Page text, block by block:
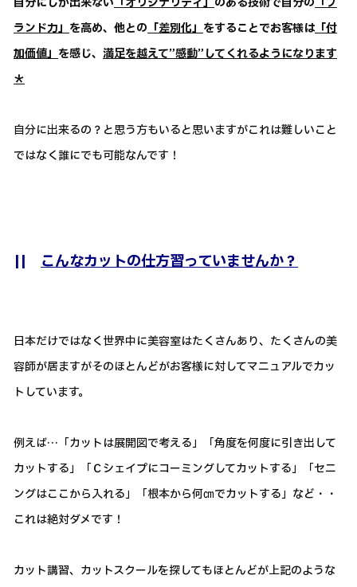
ランド力」 を高め、他との 「差別化」 をすることでお客様は「付
加価値」 を感じ、 満足を越えて”感動”してくれるようになります
＊
自分に出来るの？と思う方もいると思いますがこれは難しいこと
ではなく誰にでも可能なんです！
|| こんなカットの仕方習っていませんか？
日本だけではなく世界中に美容室はたくさんあり、たくさんの美
容師が居ますがそのほとんどがお客様に対してマニュアルでカッ
トしています。
例えば…「カットは展開図で考える」「角度を何度に引き出して
カットする」「Ｃシェイプにコーミングしてカットする」「セニ
ングはここから入れる」「根本から何㎝でカットする」など・・
これは絶対ダメです！
カット講習、カットスクールを探してもほとんどが上記のような